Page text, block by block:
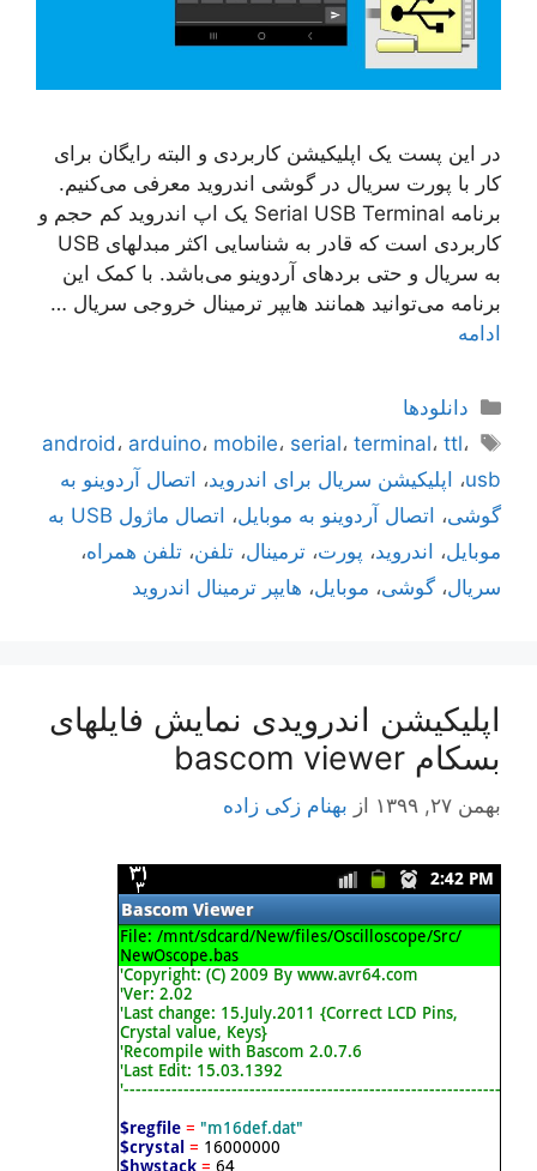
در این پست یک اپلیکیشن کاربردی و البته رایگان برای
کار با پورت سریال در گوشی اندروید معرفی می‌کنیم.
برنامه Serial USB Terminal یک اپ اندروید کم حجم و
کاربردی است که قادر به شناسایی اکثر مبدلهای USB
به سریال و حتی بردهای آردوینو می‌باشد. با کمک این
برنامه می‌توانید همانند هایپر ترمینال خروجی سریال …
ادامه
دسته‌ها
دانلودها
برچسب‌ها
android ، arduino، mobile، serial، terminal، ttl،
usb، اپلیکیشن سریال برای اندروید، اتصال آردوینو به
گوشی، اتصال آردوینو به موبایل،
اتصال ماژول USB به
موبایل، اندروید، پورت، ترمینال، تلفن، تلفن همراه،
سریال، گوشی، موبایل، هایپر ترمینال اندروید
اپلیکیشن اندرویدی نمایش فایلهای
بسکام bascom viewer
بهمن ۲۷, ۱۳۹۹ از بهنام زکی زاده